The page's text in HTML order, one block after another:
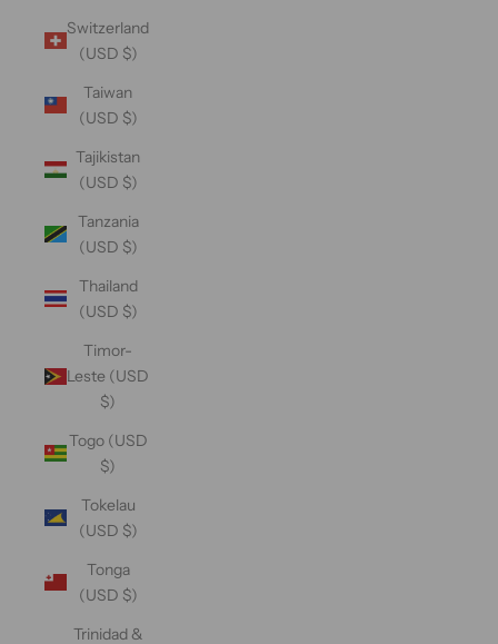
Switzerland
(USD $)
Taiwan
(USD $)
Tajikistan
(USD $)
Tanzania
(USD $)
Thailand
(USD $)
Timor-
Leste (USD
$)
Togo (USD
$)
Tokelau
(USD $)
Tonga
(USD $)
Trinidad &